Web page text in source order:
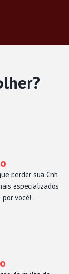
perder sua Cnh
especializados
por você!